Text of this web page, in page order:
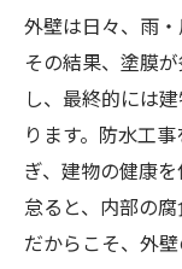
外壁は日々、雨
その結果、塗膜
し、最終的には
ります。防水工
ぎ、建物の健康
怠ると、内部の
だからこそ、外